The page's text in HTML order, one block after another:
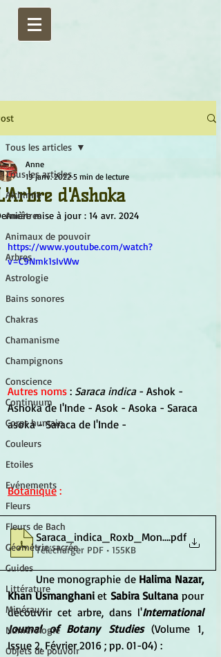
Tous les articles
Alchimie
Ancêtres
Animaux de pouvoir
Arbres
Astrologie
Bains sonores
Chakras
Chamanisme
Champignons
Conscience
Continuum
Corps humain
Couleurs
Etoiles
Evénements
Fleurs
Fleurs de Bach
Géométrie sacrée
Guides
Littérature
Minéraux
Numérologie
Objets de pouvoir
Tous les articles
d'Ashoka
Anne
19 janv. 2022 5 min de lecture
mise à jour : 14 avr. 2024
https://www.youtube.com/watch?
v=C9Nmk1sIvWw
Autres noms : Saraca indica - Ashok -
Ashoka de l'Inde - Asok - Asoka - Saraca
asoka - Saraca de l'Inde -
Botanique :
Saraca_indica_Roxb_Monograph
.pdf
Télécharger PDF • 155KB
	Une monographie de
Halima Nazar,
Khan Usmanghani et Sabira Sultana pour
découvrir cet arbre, dans l'International
Journal of Botany Studies (Volume 1,
Issue 2, Février 2016 ; pp. 01-04) :